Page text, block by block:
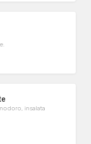
insalata